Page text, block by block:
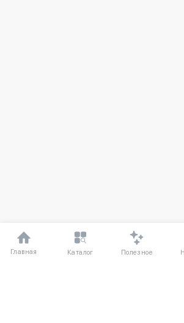
Главная Каталог Полезное